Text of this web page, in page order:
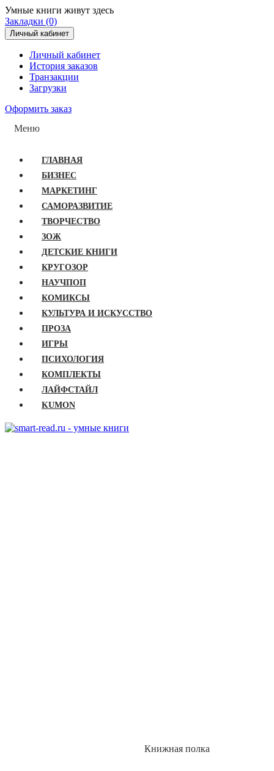
Умные книги живут здесь
Закладки (0)
Личный кабинет
Личный кабинет
История заказов
Транзакции
Загрузки
Оформить заказ
Меню
ГЛАВНАЯ
БИЗНЕС
МАРКЕТИНГ
САМОРАЗВИТИЕ
ТВОРЧЕСТВО
ЗОЖ
ДЕТСКИЕ КНИГИ
КРУГОЗОР
НАУЧПОП
КОМИКСЫ
КУЛЬТУРА И ИСКУССТВО
ПРОЗА
ИГРЫ
ПСИХОЛОГИЯ
КОМПЛЕКТЫ
ЛАЙФСТАЙЛ
KUMON
Книжная полка